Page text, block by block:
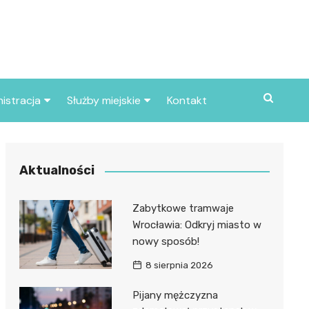
miasta
Służby miejskie
Policja
Kontakt
Aktualności
Zabytkowe tramwaje
Wrocławia: Odkryj miasto w
nowy sposób!
8 sierpnia 2026
Pijany mężczyzna